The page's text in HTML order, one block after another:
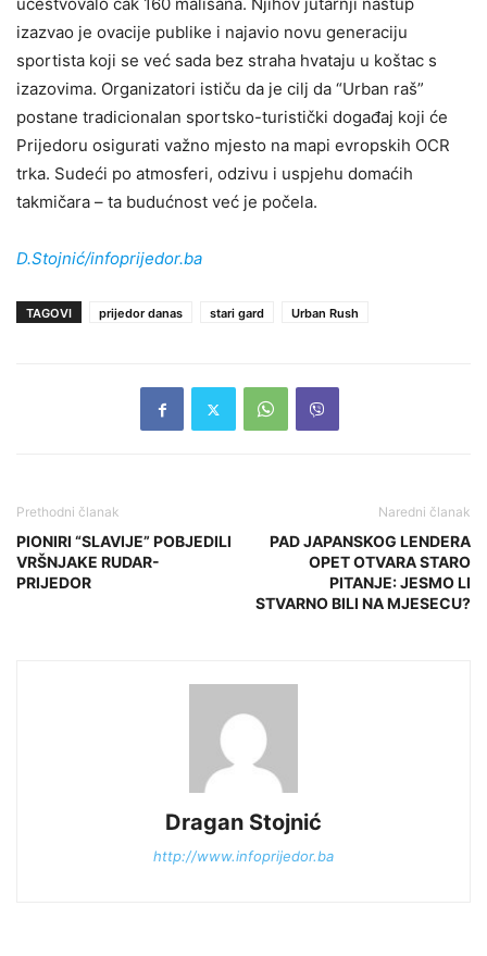
učestvovalo čak 160 mališana. Njihov jutarnji nastup
izazvao je ovacije publike i najavio novu generaciju
sportista koji se već sada bez straha hvataju u koštac s
izazovima. Organizatori ističu da je cilj da “Urban raš”
postane tradicionalan sportsko-turistički događaj koji će
Prijedoru osigurati važno mjesto na mapi evropskih OCR
trka. Sudeći po atmosferi, odzivu i uspjehu domaćih
takmičara – ta budućnost već je počela.
D.Stojnić/infoprijedor.ba
TAGOVI prijedor danas stari gard Urban Rush
Prethodni članak
PIONIRI “SLAVIJE” POBJEDILI
VRŠNJAKE RUDAR-
PRIJEDOR
Naredni članak
PAD JAPANSKOG LENDERA
OPET OTVARA STARO
PITANJE: JESMO LI
STVARNO BILI NA MJESECU?
Dragan Stojnić
http://www.infoprijedor.ba